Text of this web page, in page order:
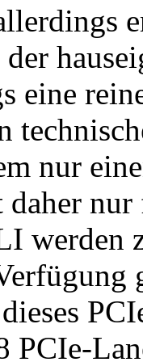
eine
nur
werden
PCIe-